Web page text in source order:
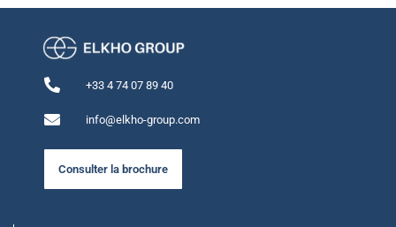
+33 4 74 07 89 40
info@elkho-group.com
Consulter la brochure